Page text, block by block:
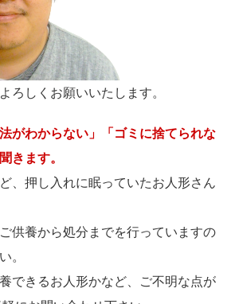
ろしくお願いいたします。
がわからない」「ゴミに捨てられな
きます。
、押し入れに眠っていたお人形さん
供養から処分までを行っていますの
。
できるお人形かなど、ご不明な点が